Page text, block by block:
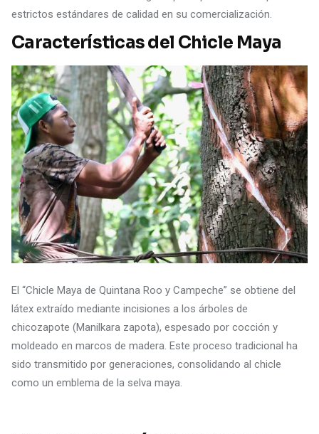
estrictos estándares de calidad en su comercialización.
Características del Chicle Maya
El “Chicle Maya de Quintana Roo y Campeche” se obtiene del
látex extraído mediante incisiones a los árboles de
chicozapote (Manilkara zapota), espesado por cocción y
moldeado en marcos de madera. Este proceso tradicional ha
sido transmitido por generaciones, consolidando al chicle
como un emblema de la selva maya.